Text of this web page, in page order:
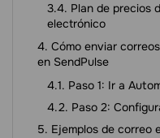
Plan de precios
electrónico
Cómo enviar
en SendPulse
Paso 1: Ir a
Paso 2:
Ejemplos de correo